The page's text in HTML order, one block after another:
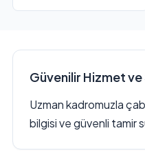
Güvenilir Hizmet
Uzman kadromuzla
bilgisi ve güvenli tamir